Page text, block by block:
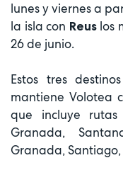
lunes y viernes a
la isla con Reus los
26 de junio.
Estos tres
mantiene Volotea
que incluye rutas
Granada,
Granada,